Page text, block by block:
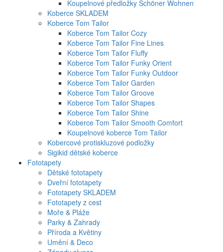
Koupelnové předložky Schöner Wohnen
Koberce SKLADEM
Koberce Tom Tailor
Koberce Tom Tailor Cozy
Koberce Tom Tailor Fine Lines
Koberce Tom Tailor Fluffy
Koberce Tom Tailor Funky Orient
Koberce Tom Tailor Funky Outdoor
Koberce Tom Tailor Garden
Koberce Tom Tailor Groove
Koberce Tom Tailor Shapes
Koberce Tom Tailor Shine
Koberce Tom Tailor Smooth Comfort
Koupelnové koberce Tom Tailor
Kobercové protiskluzové podložky
Sigikid dětské koberce
Fototapety
Dětské fototapety
Dveřní fototapety
Fototapety SKLADEM
Fototapety z cest
Moře & Pláže
Parky & Zahrady
Příroda a Květiny
Umění & Deco